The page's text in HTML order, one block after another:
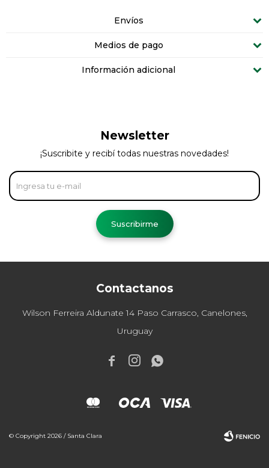
Envíos
Medios de pago
Información adicional
Contactanos
Wilson Ferreira Aldunate 14 Paso Carrasco, Canelones,
Uruguay
  
Newsletter
¡Suscribite y recibí todas nuestras novedades!
Suscribirme
© Copyright 2026 / Santa Clara